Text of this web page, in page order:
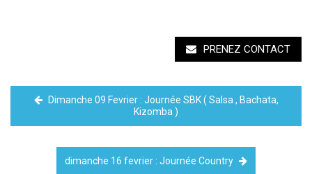
PRENEZ CONTACT
Dimanche 09 Fevrier : Journée SBK ( Salsa , Bachata,
Kizomba )
dimanche 16 fevrier : Journée Country